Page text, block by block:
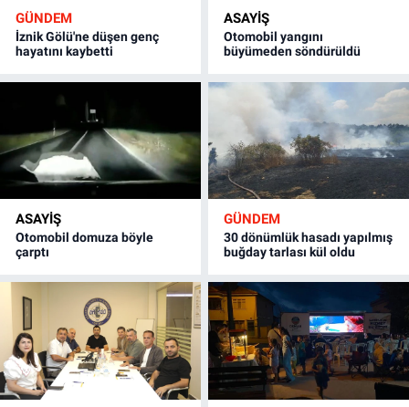
GÜNDEM
İznik Gölü'ne düşen genç
hayatını kaybetti
ASAYİŞ
Otomobil yangını
büyümeden söndürüldü
ASAYİŞ
Otomobil domuza böyle
çarptı
GÜNDEM
30 dönümlük hasadı yapılmış
buğday tarlası kül oldu